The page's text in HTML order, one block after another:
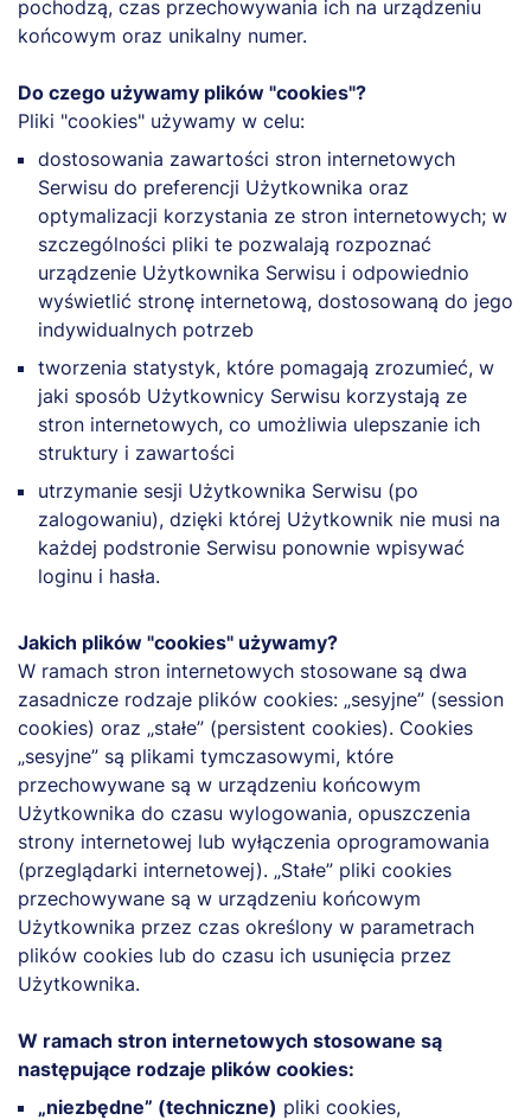
pochodzą, czas przechowywania ich na urządzeniu
końcowym oraz unikalny numer.
Do czego używamy plików "cookies"?
Pliki "cookies" używamy w celu:
dostosowania zawartości stron internetowych
Serwisu do preferencji Użytkownika oraz
optymalizacji korzystania ze stron internetowych; w
szczególności pliki te pozwalają rozpoznać
urządzenie Użytkownika Serwisu i odpowiednio
wyświetlić stronę internetową, dostosowaną do jego
indywidualnych potrzeb
tworzenia statystyk, które pomagają zrozumieć, w
jaki sposób Użytkownicy Serwisu korzystają ze
stron internetowych, co umożliwia ulepszanie ich
struktury i zawartości
utrzymanie sesji Użytkownika Serwisu (po
zalogowaniu), dzięki której Użytkownik nie musi na
każdej podstronie Serwisu ponownie wpisywać
loginu i hasła.
Jakich plików "cookies" używamy?
W ramach stron internetowych stosowane są dwa
zasadnicze rodzaje plików cookies: „sesyjne” (session
cookies) oraz „stałe” (persistent cookies). Cookies
„sesyjne” są plikami tymczasowymi, które
przechowywane są w urządzeniu końcowym
Użytkownika do czasu wylogowania, opuszczenia
strony internetowej lub wyłączenia oprogramowania
(przeglądarki internetowej). „Stałe” pliki cookies
przechowywane są w urządzeniu końcowym
Użytkownika przez czas określony w parametrach
plików cookies lub do czasu ich usunięcia przez
Użytkownika.
W ramach stron internetowych stosowane są
następujące rodzaje plików cookies:
„niezbędne” (techniczne) pliki cookies,